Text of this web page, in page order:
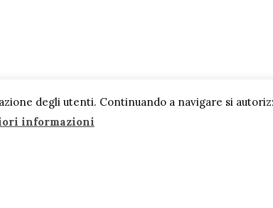
degli utenti. Continuando a navigare si
informazioni